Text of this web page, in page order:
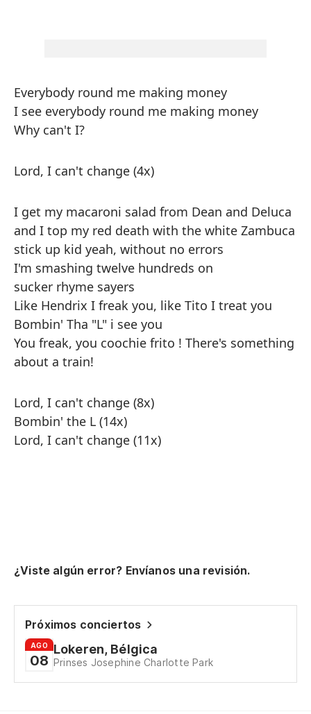
Everybody round me making money
I see everybody round me making money
Why can't I?
Lord, I can't change (4x)
I get my macaroni salad from Dean and Deluca
and I top my red death with the white Zambuca
stick up kid yeah, without no errors
I'm smashing twelve hundreds on
sucker rhyme sayers
Like Hendrix I freak you, like Tito I treat you
Bombin' Tha "L" i see you
You freak, you coochie frito ! There's something
about a train!
Lord, I can't change (8x)
Bombin' the L (14x)
Lord, I can't change (11x)
¿Viste algún error? Envíanos una revisión.
Próximos conciertos
AGO
08
Lokeren, Bélgica
Prinses Josephine Charlotte Park